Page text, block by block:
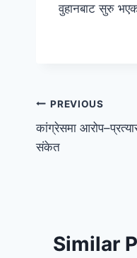
वुहानबाट सुरु
PREVIOUS
कांग्रेसमा
संकेत
Similar